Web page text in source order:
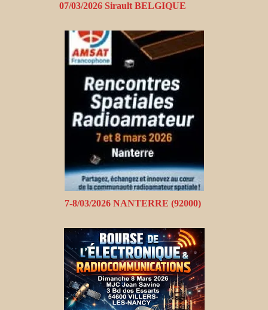
07/03/2026 Sirault BELGIQUE
7-8/03/2026 NANTERRE (92000)